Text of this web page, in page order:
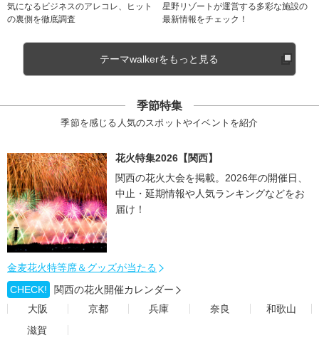
気になるビジネスのアレコレ、ヒット
の裏側を徹底調査
星野リゾートが運営する多彩な施設の
最新情報をチェック！
テーマwalkerをもっと見る
季節特集
季節を感じる人気のスポットやイベントを紹介
花火特集2026【関西】
関西の花火大会を掲載。2026年の開催日、
中止・延期情報や人気ランキングなどをお
届け！
金麦花火特等席＆グッズが当たる
CHECK!
関西の花火開催カレンダー
大阪
京都 兵庫 奈良
和歌山
滋賀